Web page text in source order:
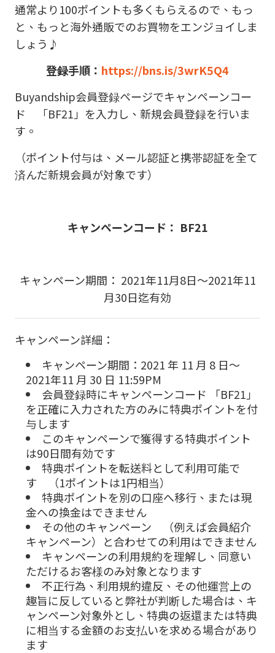
通常より100ポイントも多くもらえるので、もっ
と、もっと海外通販でのお買物をエンジョイしま
しょう ♪
登録手順 ： https://bns.is/3wrK5Q4
Buyandship会員登録ページでキャンペーンコー
ド 「BF21 」を入力し、新規会員登録を行いま
す。
（ポイント付与は、メール認証と携帯認証を全て
済んだ新規会員が対象です）
キャンペーンコード： BF21
キャンペーン期間： 2021年11月8日～2021年11
月30日迄有効
キャンペーン詳細：
キャンペーン期間： 2021年 11 月 8 日～
2021年11 月 30 日 11:59PM
会員登録時にキャンペーンコード 「BF21 」
を正確に入力された方のみに特典ポイントを付
与します
このキャンペーンで獲得する特典ポイント
は90日間有効です
特典ポイントを転送料として利用可能で
す （1ポイントは1円相当）
特典ポイントを別の口座へ移行、または現
金への換金はできません
その他のキャンペーン （例えば会員紹介
キャンペーン）と合わせての利用はできません
キャンペーンの利用規約を理解し、同意い
ただけるお客様のみ対象となります
不正行為、利用規約違反、その他運営上の
趣旨に反していると弊社が判断した場合は、キ
ャンペーン対象外とし、特典の返還または特典
に相当する金額のお支払いを求める場合があり
ます